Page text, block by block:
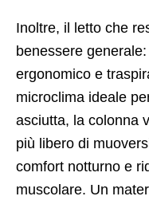
Inoltre, il letto che
benessere
ergonomico e
microclima ideale
asciutta, la colonna
più libero di
comfort notturno e
muscolare. Un